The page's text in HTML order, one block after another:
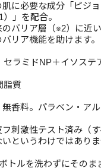
に必要な成分「ピジ
」を配合。
バリア層（※2）に近
リア機能を助けます。
セラミドNP＋イソステ
脂質
香料。パラベン・ア
刺激性テスト済み（
というわけではありま
トルを洗わずにそのま